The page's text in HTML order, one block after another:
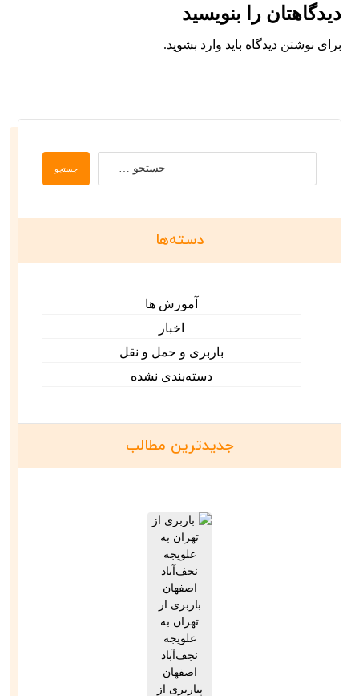
دیدگاهتان را بنویسید
برای نوشتن دیدگاه باید وارد بشوید.
جستجو
دسته‌ها
آموزش ها
اخبار
باربری و حمل و نقل
دسته‌بندی نشده
جدیدترین مطالب